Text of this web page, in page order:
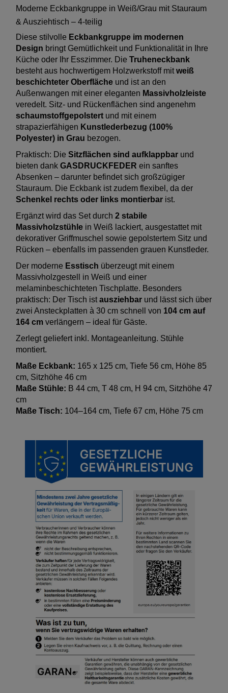
Moderne Eckbankgruppe in Weiß/Grau mit Stauraum
& Ausziehtisch – 4-teilig
Diese stilvolle Eckbankgruppe im modernen
Design bringt Gemütlichkeit und Funktionalität in Ihre
Küche oder Ihr Esszimmer. Die Truheneckbank
besteht aus hochwertigem Holzwerkstoff mitweiß
beschichteter Oberfläche und ist an den
Außenwangen mit einer eleganten Massivholzleiste
veredelt. Sitz- und Rückenflächen sind angenehm
schaumstoffgepolstert und mit einem
strapazierfähigen Kunstlederbezug (100%
Polyester) in Grau bezogen.
Praktisch: Die Sitzflächen sind aufklappbar und
bieten dank GASDRUCKFEDER ein sanftes
Absenken – darunter befindet sich großzügiger
Stauraum. Die Eckbank ist zudem flexibel, da der
Schenkel rechts oder links montierbar ist.
Ergänzt wird das Set durch 2 stabile
Massivholzstühle in Weiß lackiert, ausgestattet mit
dekorativer Griffmuschel sowie gepolstertem Sitz und
Rücken – ebenfalls im passenden grauen Kunstleder.
Der moderne Esstisch überzeugt mit einem
Massivholzgestell in Weiß und einer
melaminbeschichteten Tischplatte. Besonders
praktisch: Der Tisch istausziehbar und lässt sich über
zwei Ansteckplatten à 30 cm schnell von 104 cm auf
164 cm verlängern – ideal für Gäste.
Zerlegt geliefert inkl. Montageanleitung. Stühle
montiert.
Maße Eckbank: 165 x 125 cm, Tiefe 56 cm, Höhe 85
cm, Sitzhöhe 46 cm
Maße Stühle: B 44 cm, T 48 cm, H 94 cm, Sitzhöhe 47
cm
Maße Tisch: 104–164 cm, Tiefe 67 cm, Höhe 75 cm